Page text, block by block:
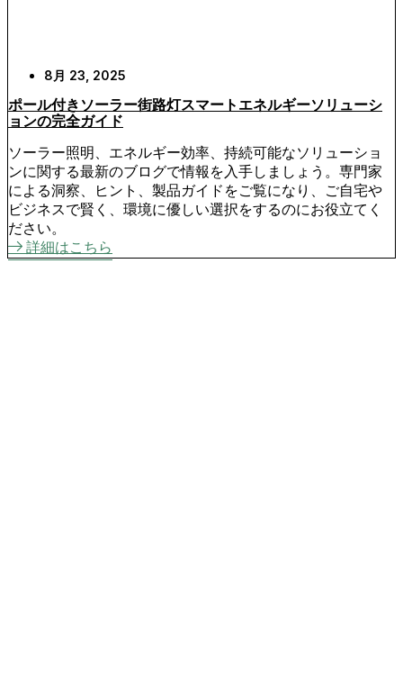
8月 23, 2025
ポール付きソーラー街路灯スマートエネルギーソリューシ
ョンの完全ガイド
ソーラー照明、エネルギー効率、持続可能なソリューショ
ンに関する最新のブログで情報を入手しましょう。専門家
による洞察、ヒント、製品ガイドをご覧になり、ご自宅や
ビジネスで賢く、環境に優しい選択をするのにお役立てく
ださい。
詳細はこちら